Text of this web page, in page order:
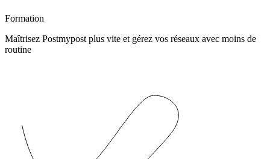
Formation
Maîtrisez Postmypost plus vite et gérez vos réseaux avec moins de
routine